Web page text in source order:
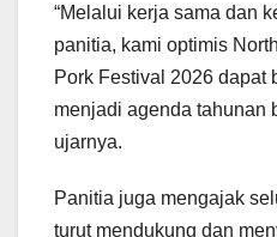
“Melalui kerja sama dan
panitia, kami optimis
Pork Festival 2026 dapat
menjadi agenda tahunan
ujarnya.
Panitia juga mengajak
turut mendukung dan